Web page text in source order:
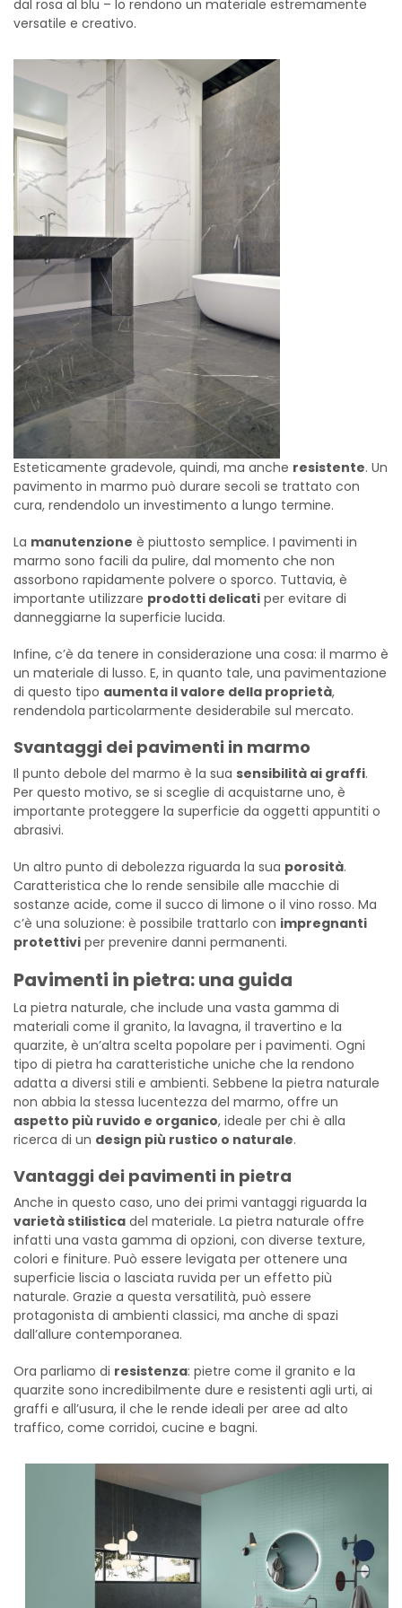
dal rosa al blu – lo rendono un materiale estremamente
versatile e creativo.
Esteticamente gradevole, quindi, ma anche resistente. Un
pavimento in marmo può durare secoli se trattato con
cura, rendendolo un investimento a lungo termine.
La manutenzione è piuttosto semplice. I pavimenti in
marmo sono facili da pulire, dal momento che non
assorbono rapidamente polvere o sporco. Tuttavia, è
importante utilizzare prodotti delicati per evitare di
danneggiarne la superficie lucida.
Infine, c’è da tenere in considerazione una cosa: il marmo è
un materiale di lusso. E, in quanto tale, una pavimentazione
di questo tipo aumenta il valore della proprietà,
rendendola particolarmente desiderabile sul mercato.
Svantaggi dei pavimenti in marmo
Il punto debole del marmo è la sua sensibilità ai graffi.
Per questo motivo, se si sceglie di acquistarne uno, è
importante proteggere la superficie da oggetti appuntiti o
abrasivi.
Un altro punto di debolezza riguarda la sua porosità.
Caratteristica che lo rende sensibile alle macchie di
sostanze acide, come il succo di limone o il vino rosso. Ma
c’è una soluzione: è possibile trattarlo con impregnanti
protettivi per prevenire danni permanenti.
Pavimenti in pietra: una guida
La pietra naturale, che include una vasta gamma di
materiali come il granito, la lavagna, il travertino e la
quarzite, è un’altra scelta popolare per i pavimenti. Ogni
tipo di pietra ha caratteristiche uniche che la rendono
adatta a diversi stili e ambienti. Sebbene la pietra naturale
non abbia la stessa lucentezza del marmo, offre un
aspetto più ruvido e organico, ideale per chi è alla
ricerca di un design più rustico o naturale.
Vantaggi dei pavimenti in pietra
Anche in questo caso, uno dei primi vantaggi riguarda la
varietà stilistica del materiale. La pietra naturale offre
infatti una vasta gamma di opzioni, con diverse texture,
colori e finiture. Può essere levigata per ottenere una
superficie liscia o lasciata ruvida per un effetto più
naturale. Grazie a questa versatilità, può essere
protagonista di ambienti classici, ma anche di spazi
dall’allure contemporanea.
Ora parliamo di resistenza: pietre come il granito e la
quarzite sono incredibilmente dure e resistenti agli urti, ai
graffi e all’usura, il che le rende ideali per aree ad alto
traffico, come corridoi, cucine e bagni.